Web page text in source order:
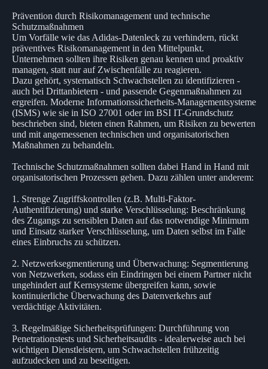
Prävention durch Risikomanagement und technische
Schutzmaßnahmen
Um Vorfälle wie das Adidas-Datenleck zu verhindern, rückt
präventives Risikomanagement in den Mittelpunkt.
Unternehmen sollten ihre Risiken genau kennen und proaktiv
managen, statt nur auf Zwischenfälle zu reagieren.
Dazu gehört, systematisch Schwachstellen zu identifizieren -
auch bei Drittanbietern - und passende Gegenmaßnahmen zu
ergreifen. Moderne Informationssicherheits-Managementsysteme
(ISMS) wie sie in ISO 27001 oder im BSI IT-Grundschutz
beschrieben sind, bieten einen Rahmen, um Risiken zu bewerten
und mit angemessenen technischen und organisatorischen
Maßnahmen zu behandeln.
Technische Schutzmaßnahmen sollten dabei Hand in Hand mit
organisatorischen Prozessen gehen. Dazu zählen unter anderem:
1. Strenge Zugriffskontrollen (z.B. Multi-Faktor-
Authentifizierung) und starke Verschlüsselung: Beschränkung
des Zugangs zu sensiblen Daten auf das notwendige Minimum
und Einsatz starker Verschlüsselung, um Daten selbst im Falle
eines Einbruchs zu schützen.
2. Netzwerksegmentierung und Überwachung: Segmentierung
von Netzwerken, sodass ein Eindringen bei einem Partner nicht
ungehindert auf Kernsysteme übergreifen kann, sowie
kontinuierliche Überwachung des Datenverkehrs auf
verdächtige Aktivitäten.
3. Regelmäßige Sicherheitsprüfungen: Durchführung von
Penetrationstests und Sicherheitsaudits - idealerweise auch bei
wichtigen Dienstleistern, um Schwachstellen frühzeitig
aufzudecken und zu beseitigen.